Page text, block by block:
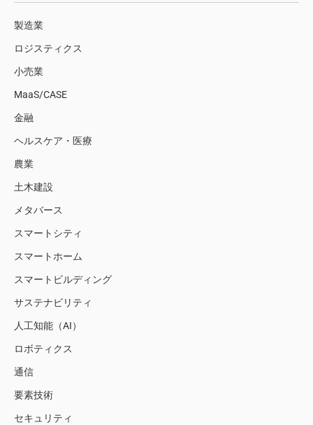
製造業
ロジスティクス
小売業
MaaS/CASE
金融
ヘルスケア・医療
農業
土木建設
メタバース
スマートシティ
スマートホーム
スマートビルディング
サステナビリティ
人工知能（AI）
ロボティクス
通信
要素技術
セキュリティ